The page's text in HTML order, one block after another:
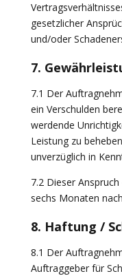
gesetzlicher
und/oder
7.
7.1 Der
ein Verschulden
werdende
Leistung zu
unverzüglich in
7.2 Dieser
sechs Monaten
8. Haftung /
8.1 Der
Auftraggeber für